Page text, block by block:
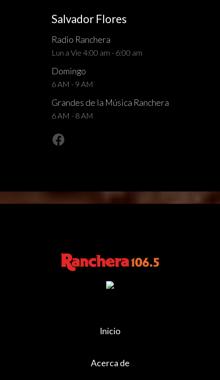
Salvador Flores
Radio Ranchera
Lun a Vie 4:00 am - 6:00 am
Domingo
6 AM - 9 AM
Grandes de la Música Ranchera
6 AM - 8 AM
Inicio
Acerca de